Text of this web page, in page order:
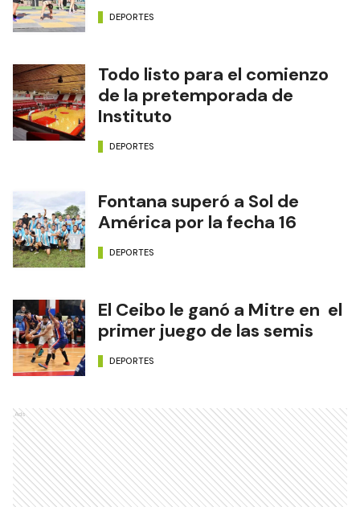
DEPORTES
Todo listo para el comienzo
de la pretemporada de
Instituto
DEPORTES
Fontana superó a Sol de
América por la fecha 16
DEPORTES
El Ceibo le ganó a Mitre en el
primer juego de las semis
DEPORTES
Ads